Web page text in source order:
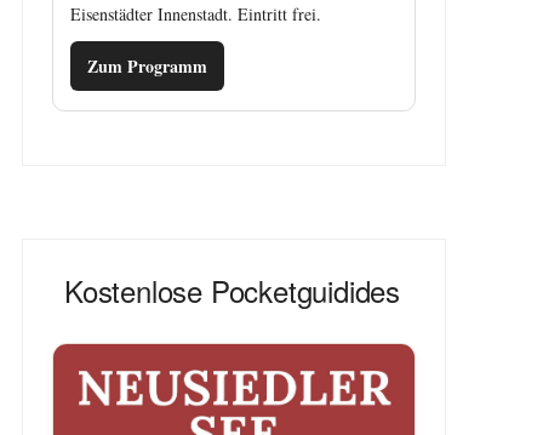
Eisenstädter Innenstadt. Eintritt frei.
Zum Programm
Kostenlose Pocketguidides